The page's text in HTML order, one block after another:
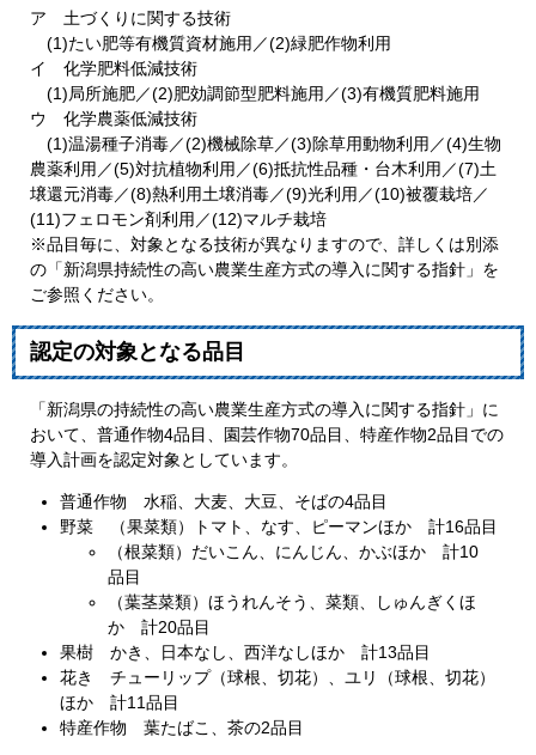
ア 土づくりに関する技術
(1)たい肥等有機質資材施用／(2)緑肥作物利用
イ 化学肥料低減技術
(1)局所施肥／(2)肥効調節型肥料施用／(3)有機質肥料施用
ウ 化学農薬低減技術
(1)温湯種子消毒／(2)機械除草／(3)除草用動物利用／(4)生物
農薬利用／(5)対抗植物利用／(6)抵抗性品種・台木利用／(7)土
壌還元消毒／(8)熱利用土壌消毒／(9)光利用／(10)被覆栽培／
(11)フェロモン剤利用／(12)マルチ栽培
※品目毎に、対象となる技術が異なりますので、詳しくは別添
の「新潟県持続性の高い農業生産方式の導入に関する指針」を
ご参照ください。
認定の対象となる品目
「新潟県の持続性の高い農業生産方式の導入に関する指針」に
おいて、普通作物4品目、園芸作物70品目、特産作物2品目での
導入計画を認定対象としています。
普通作物 水稲、大麦、大豆、そばの4品目
野菜 （果菜類）トマト、なす、ピーマンほか 計16品目
（根菜類）だいこん、にんじん、かぶほか 計10
品目
（葉茎菜類）ほうれんそう、菜類、しゅんぎくほ
か 計20品目
果樹 かき、日本なし、西洋なしほか 計13品目
花き チューリップ（球根、切花）、ユリ（球根、切花）
ほか 計11品目
特産作物 葉たばこ、茶の2品目